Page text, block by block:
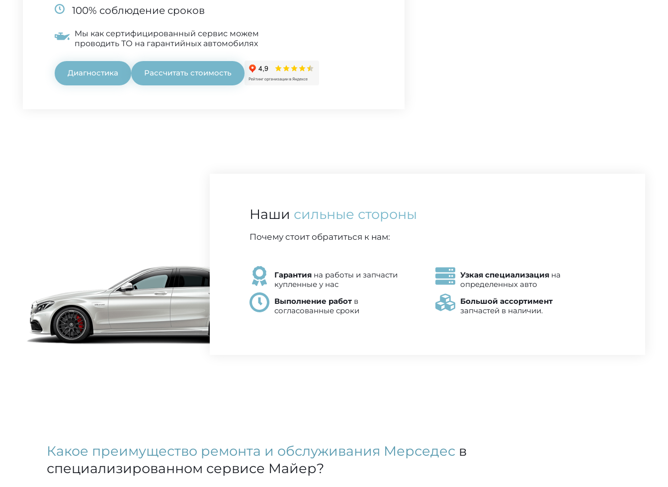
100% соблюдение сроков
Мы как сертифицированный сервис можем
проводить ТО на гарантийных автомобилях
Диагностика Рассчитать стоимость
Наши сильные стороны
Почему стоит обратиться к нам:
Гарантия на работы и запчасти
купленные у нас
Выполнение работв
согласованные сроки
Узкая специализацияна
определенных авто
Большой ассортимент
запчастей в наличии.
Какое преимущество ремонта и обслуживания Мерседес в
специализированном сервисе Майер?